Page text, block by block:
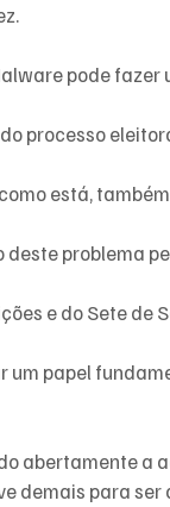
pode
processo
está, também
deste problema
e do Sete de
um papel
abertamente a
demais para ser